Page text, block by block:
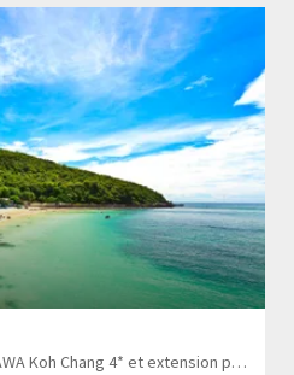
NH Bangkok Sukhumvit 5*, AWA Koh Chang 4* et extension possible au Tolani Koh Kood 4*